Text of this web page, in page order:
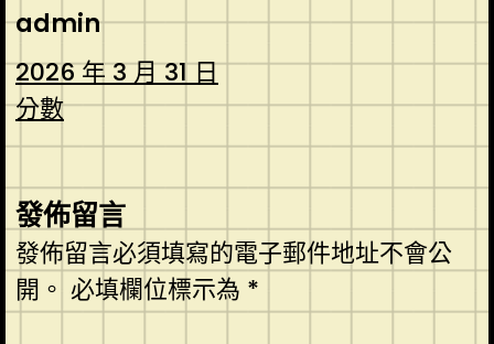
admin
2026 年 3 月 31 日
分數
發佈留言
發佈留言必須填寫的電子郵件地址不會公
開。 必填欄位標示為 *